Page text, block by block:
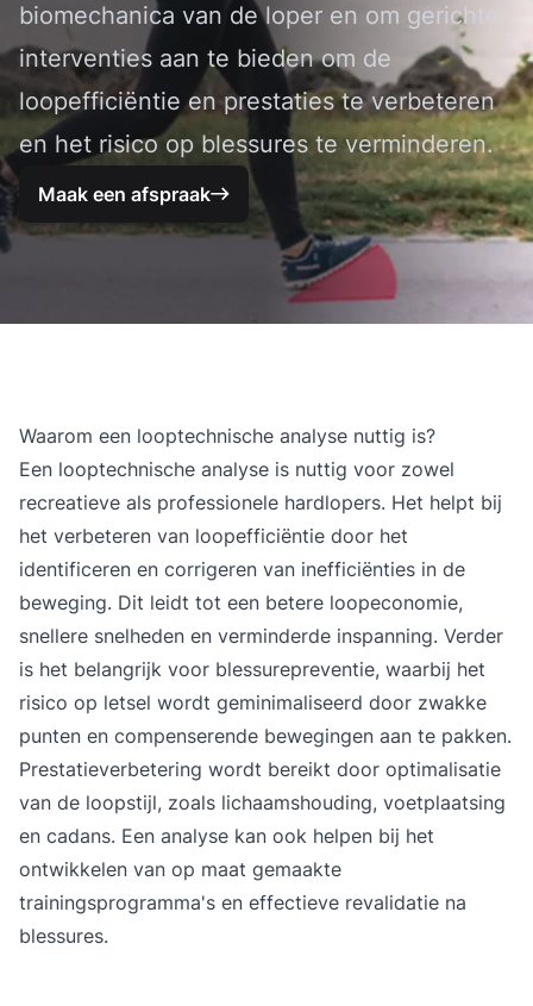
biomechanica van de loper en om gerichte
interventies aan te bieden om de
loopefficiëntie en prestaties te verbeteren
en het risico op blessures te verminderen.
Maak een afspraak
Waarom een looptechnische analyse nuttig is?
Een looptechnische analyse is nuttig voor zowel
recreatieve als professionele hardlopers. Het helpt bij
het verbeteren van loopefficiëntie door het
identificeren en corrigeren van inefficiënties in de
beweging. Dit leidt tot een betere loopeconomie,
snellere snelheden en verminderde inspanning. Verder
is het belangrijk voor blessurepreventie, waarbij het
risico op letsel wordt geminimaliseerd door zwakke
punten en compenserende bewegingen aan te pakken.
Prestatieverbetering wordt bereikt door optimalisatie
van de loopstijl, zoals lichaamshouding, voetplaatsing
en cadans. Een analyse kan ook helpen bij het
ontwikkelen van op maat gemaakte
trainingsprogramma's en effectieve revalidatie na
blessures.